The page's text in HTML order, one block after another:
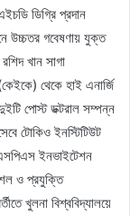
ডিগ্রি প্রদান
উচ্চতর গবেষণায় যুক্ত
খান সাগা
থেকে হাই এনার্জি
পোস্ট ডক্টরাল সম্পন্ন
টোকিও ইনস্টিটিউট
ইনভাইটেশন
ও প্রযুক্তি
খুলনা বিশ্ববিদ্যালয়ে